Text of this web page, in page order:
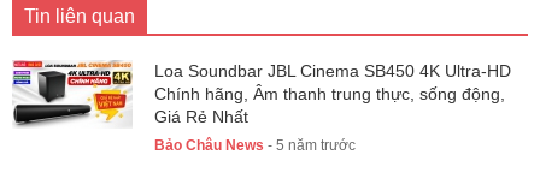
Tin liên quan
Loa Soundbar JBL Cinema SB450 4K Ultra-HD
Chính hãng, Âm thanh trung thực, sống động,
Giá Rẻ Nhất
Bảo Châu News - 5 năm trước